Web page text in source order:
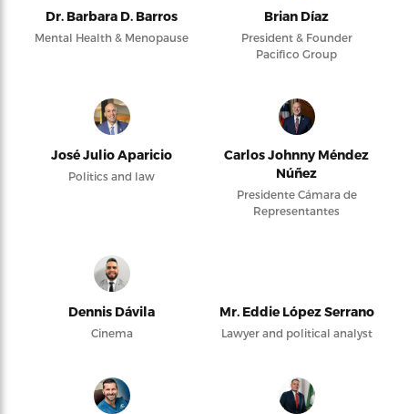
Dr. Barbara D. Barros
Mental Health & Menopause
Brian Díaz
President & Founder
Pacifico Group
José Julio Aparicio
Politics and law
Carlos Johnny Méndez
Núñez
Presidente Cámara de
Representantes
Dennis Dávila
Cinema
Mr. Eddie López Serrano
Lawyer and political analyst